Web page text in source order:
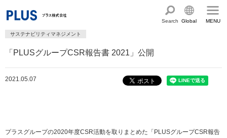
Search Global MENU
カタログ・サポート
サステナビリティマネジメント
「PLUSグループCSR報告書 2021」公開
2021.05.07
プラスグループの2020年度CSR活動を取りまとめた「PLUSグループCSR報告